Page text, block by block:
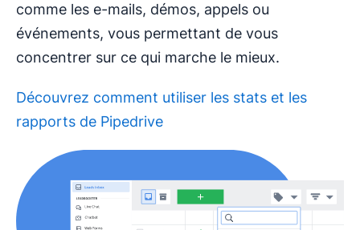
comme les e-mails, démos, appels ou
événements, vous permettant de vous
concentrer sur ce qui marche le mieux.
Découvrez comment utiliser les stats et les
rapports de Pipedrive
S'ouvre dans une nouvelle fenêtre